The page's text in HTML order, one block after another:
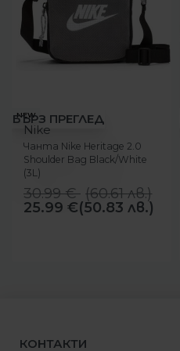
-16%
NEW
БЪРЗ ПРЕГЛЕД
Nike
Чанта Nike Heritage 2.0
Shoulder Bag Black/White
(3L)
30.99€ (60.61лв.)
25.99 €(50.83 лв.)
КОНТАКТИ